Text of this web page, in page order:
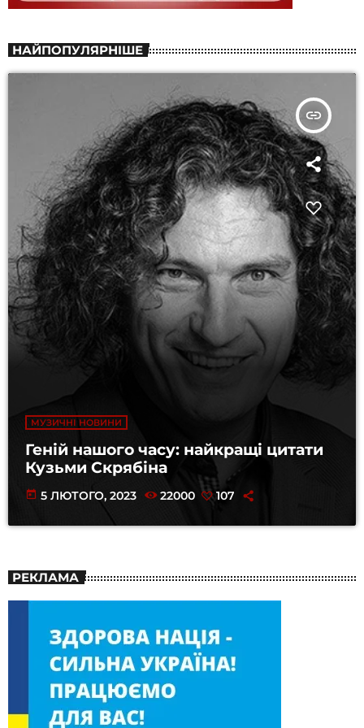
НАЙПОПУЛЯРНІШЕ
insert_link
МУЗИЧНІ НОВИНИ
Геній нашого часу: найкращі цитати
Кузьми Скрябіна
today 5 ЛЮТОГО, 2023 22000 107
РЕКЛАМА